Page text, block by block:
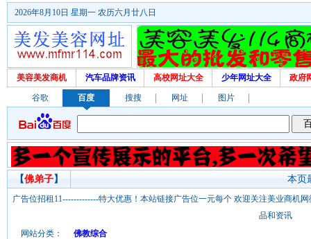
2026年8月10日 星期一 农历六月廿八日
美容美发商机 汽车品牌资讯 高校网址大全 少年网址大全 政府
谷歌 百度 搜搜 网址 图片
本页
【佛弟子】
广告位招租11-------------特大优惠！本站链接广告位一元每个 欢迎关注美业商机
品和资讯
网站分类：
佛教综合